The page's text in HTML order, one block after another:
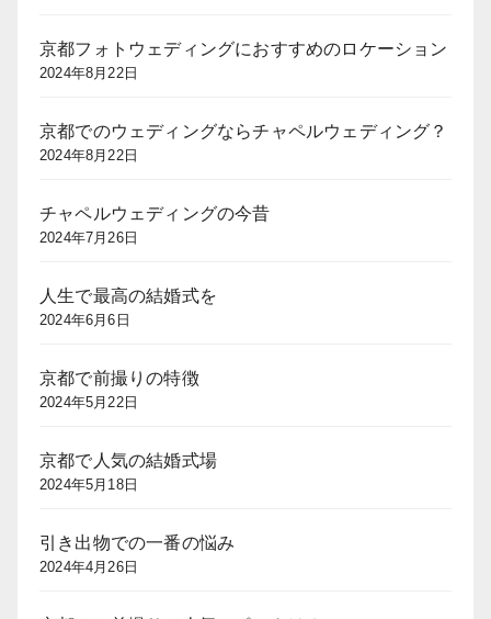
京都フォトウェディングにおすすめのロケーション
2024年8月22日
京都でのウェディングならチャペルウェディング？
2024年8月22日
チャペルウェディングの今昔
2024年7月26日
人生で最高の結婚式を
2024年6月6日
京都で前撮りの特徴
2024年5月22日
京都で人気の結婚式場
2024年5月18日
引き出物での一番の悩み
2024年4月26日